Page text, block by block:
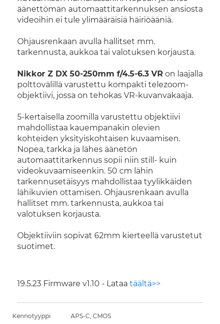
äänettömän automaattitarkennuksen ansiosta
videoihin ei tule ylimääräisiä häiriöääniä.
Ohjausrenkaan avulla hallitset mm.
tarkennusta, aukkoa tai valotuksen korjausta.
Nikkor Z DX 50-250mm f/4.5-6.3 VR on laajalla
polttovälillä varustettu kompakti telezoom-
objektiivi, jossa on tehokas VR-kuvanvakaaja.
5-kertaisella zoomilla varustettu objektiivi
mahdollistaa kauempanakin olevien
kohteiden yksityiskohtaisen kuvaamisen.
Nopea, tarkka ja lähes äänetön
automaattitarkennus sopii niin still- kuin
videokuvaamiseenkin. 50 cm lähin
tarkennusetäisyys mahdollistaa tyylikkäiden
lähikuvien ottamisen. Ohjausrenkaan avulla
hallitset mm. tarkennusta, aukkoa tai
valotuksen korjausta.
Objektiiviin sopivat 62mm kierteellä varustetut
suotimet.
19.5.23 Firmware v1.10 - Lataa täältä>>
Kennotyyppi APS-C, CMOS